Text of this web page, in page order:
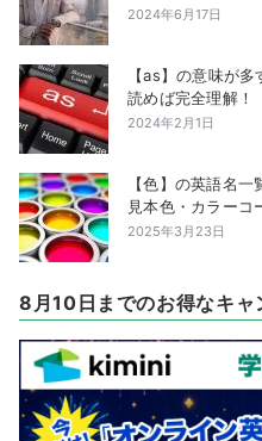
2024年6月17日
【as】の意味が
読めば完全理解！
2024年2月1日
【色】の英語名
見本色・カラーコ
2025年3月23日
8月10日までのお得なキャ